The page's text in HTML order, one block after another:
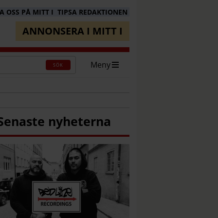
OSS PÅ MITT I TIPSA REDAKTIONEN
ANNONSERA I MITT I
SÖK Meny
nyheterna